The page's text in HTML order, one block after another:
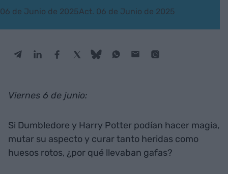
06 de Junio de 2025Act. 06 de Junio de 2025
Viernes 6 de junio:
Si Dumbledore y Harry Potter podían hacer magia,
mutar su aspecto y curar tanto heridas como
huesos rotos, ¿por qué llevaban gafas?